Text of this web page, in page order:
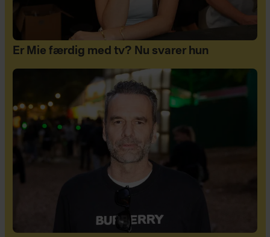
Er Mie færdig med tv? Nu svarer hun